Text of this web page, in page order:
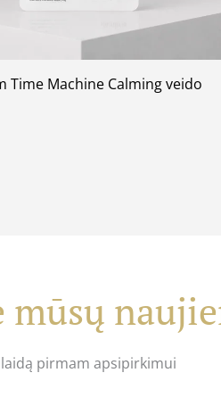
Time Machine Calming veido
pirmam apsipirkimui